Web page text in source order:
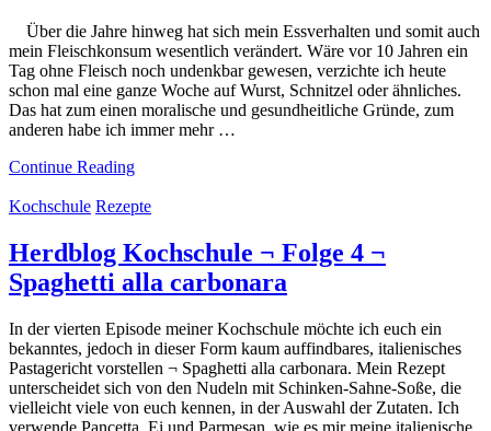
Über die Jahre hinweg hat sich mein Essverhalten und somit auch
mein Fleischkonsum wesentlich verändert. Wäre vor 10 Jahren ein
Tag ohne Fleisch noch undenkbar gewesen, verzichte ich heute
schon mal eine ganze Woche auf Wurst, Schnitzel oder ähnliches.
Das hat zum einen moralische und gesundheitliche Gründe, zum
anderen habe ich immer mehr …
Continue Reading
Kochschule Rezepte
Herdblog Kochschule ¬ Folge 4 ¬
Spaghetti alla carbonara
In der vierten Episode meiner Kochschule möchte ich euch ein
bekanntes, jedoch in dieser Form kaum auffindbares, italienisches
Pastagericht vorstellen ¬ Spaghetti alla carbonara. Mein Rezept
unterscheidet sich von den Nudeln mit Schinken-Sahne-Soße, die
vielleicht viele von euch kennen, in der Auswahl der Zutaten. Ich
verwende Pancetta, Ei und Parmesan, wie es mir meine italienische